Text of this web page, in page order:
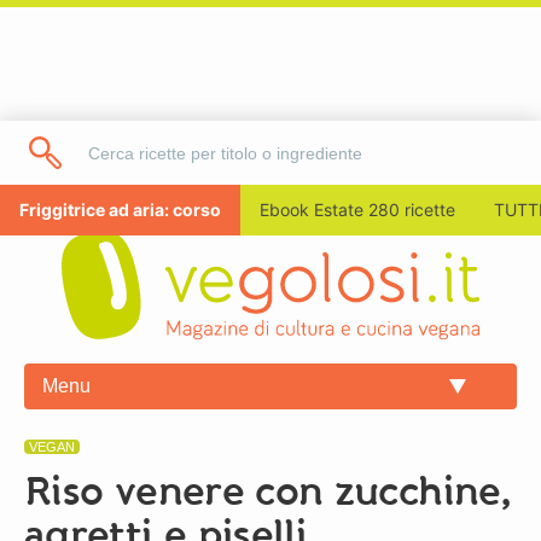
Friggitrice ad aria: corso Ebook Estate 280 ricette
Menu
VEGAN
Riso venere con zucchine,